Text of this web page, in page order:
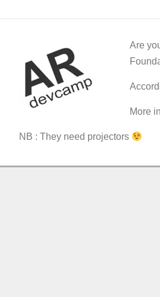
Are
More
NB : They need projectors